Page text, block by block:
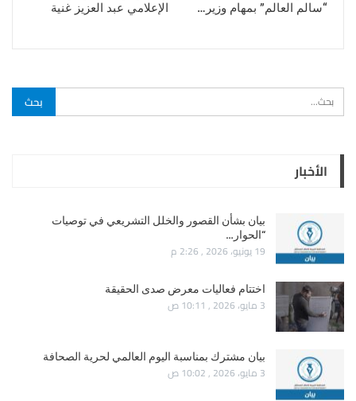
“سالم العالم” بمهام وزير…
الإعلامي عبد العزيز غنية
الأخبار
بيان بشأن القصور والخلل التشريعي في توصيات
“الحوار…
19 يونيو، 2026 , 2:26 م
اختتام فعاليات معرض صدى الحقيقة
3 مايو، 2026 , 10:11 ص
بيان مشترك بمناسبة اليوم العالمي لحرية الصحافة
3 مايو، 2026 , 10:02 ص